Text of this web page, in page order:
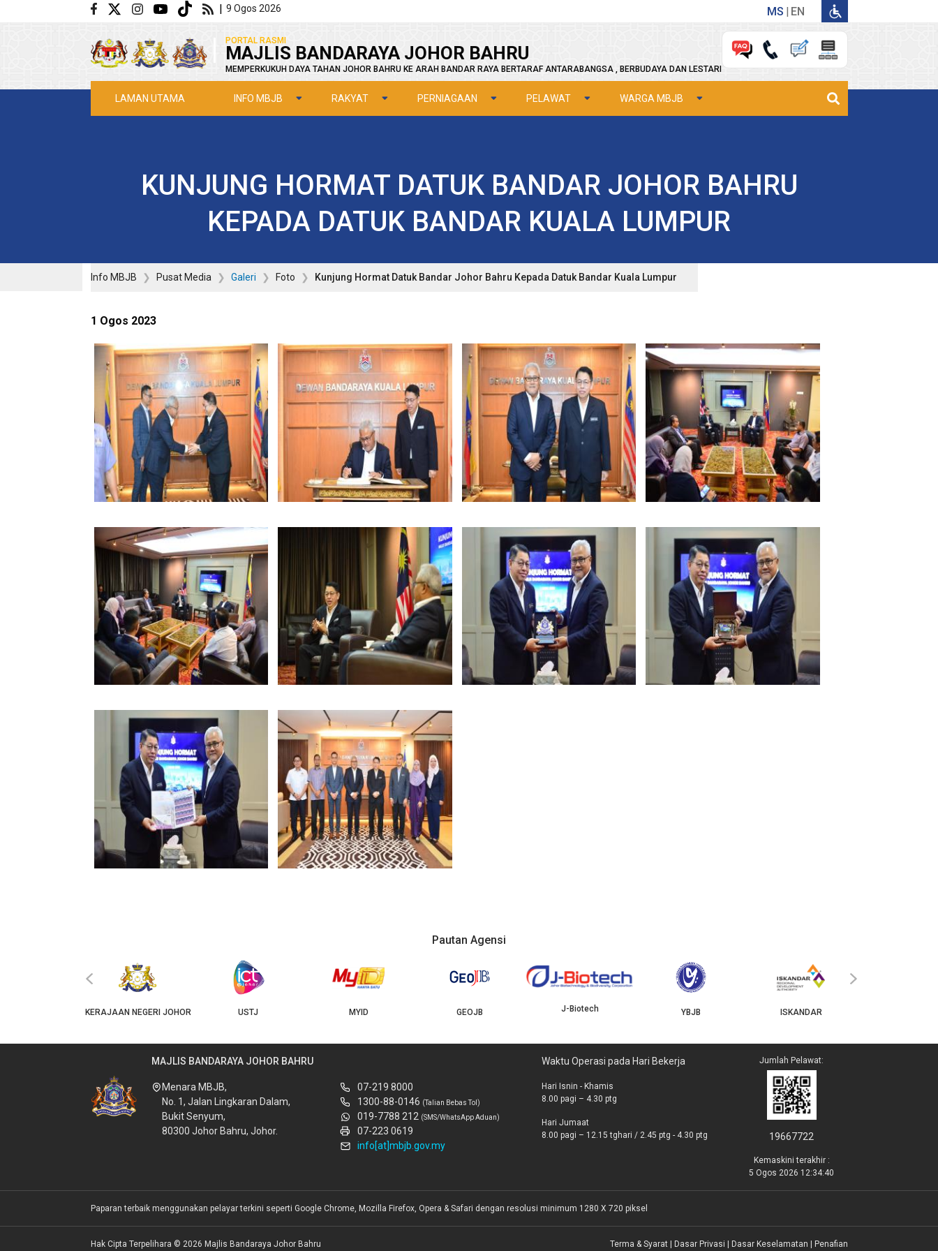
Langkau ke kandungan utama | 9 Ogos 2026 MS EN
PORTAL RASMI
MAJLIS BANDARAYA JOHOR BAHRU
MEMPERKUKUH DAYA TAHAN JOHOR BAHRU KE ARAH BANDAR RAYA BERTARAF ANTARABANGSA , BERBUDAYA DAN LESTARI
LAMAN UTAMA INFO MBJB RAKYAT PERNIAGAAN PELAWAT WARGA MBJB
KUNJUNG HORMAT DATUK BANDAR JOHOR BAHRU
KEPADA DATUK BANDAR KUALA LUMPUR
Info MBJB Pusat Media Galeri Foto Kunjung Hormat Datuk Bandar Johor Bahru Kepada Datuk Bandar Kuala Lumpur
1 Ogos 2023
Pautan Agensi
KERAJAAN NEGERI JOHOR USTJ MYID GEOJB J-Biotech YBJB ISKANDAR
‹ ›
MAJLIS BANDARAYA JOHOR BAHRU
Menara MBJB,
No. 1, Jalan Lingkaran Dalam,
Bukit Senyum,
80300 Johor Bahru, Johor.
07-219 8000
1300-88-0146 (Talian Bebas Tol)
019-7788 212 (SMS/WhatsApp Aduan)
07-223 0619
info[at]mbjb.gov.my
Waktu Operasi pada Hari Bekerja
Hari Isnin - Khamis
8.00 pagi – 4.30 ptg
Hari Jumaat
8.00 pagi – 12.15 tghari / 2.45 ptg - 4.30 ptg
Jumlah Pelawat:
19667722
Kemaskini terakhir :
5 Ogos 2026 12:34:40
Paparan terbaik menggunakan pelayar terkini seperti Google Chrome, Mozilla Firefox, Opera & Safari dengan resolusi minimum 1280 X 720 piksel
Hak Cipta Terpelihara © 2026 Majlis Bandaraya Johor Bahru Terma & Syarat| Dasar Privasi | Dasar Keselamatan | Penafian